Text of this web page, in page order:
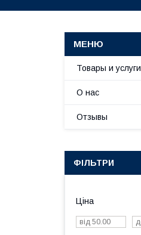
Товары и услуги
О нас
Отзывы
ФІЛЬТРИ
Ціна